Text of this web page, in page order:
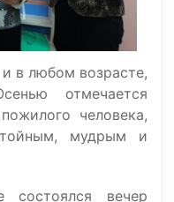
в любом возрасте,
отмечается
человека,
мудрым и
состоялся вечер